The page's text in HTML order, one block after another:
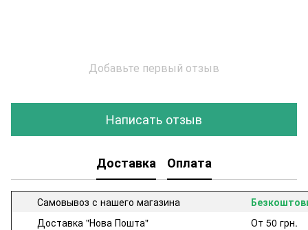
Добавьте первый отзыв
Написать отзыв
Доставка Оплата
Самовывоз с нашего магазина
Доставка "Нова Пошта"
От 50 грн.